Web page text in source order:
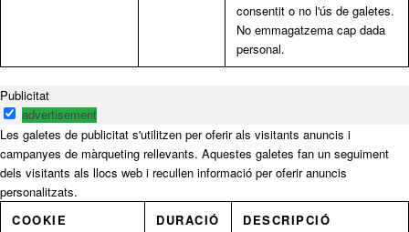
consentit o no l'ús de galetes.
No emmagatzema cap dada
personal.
Publicitat
advertisement
Les galetes de publicitat s'utilitzen per oferir als visitants anuncis i
campanyes de màrqueting rellevants. Aquestes galetes fan un seguiment
dels visitants als llocs web i recullen informació per oferir anuncis
personalitzats.
COOKIE
DURACIÓ DESCRIPCIÓ